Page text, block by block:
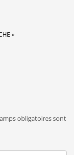
»
obligatoires sont